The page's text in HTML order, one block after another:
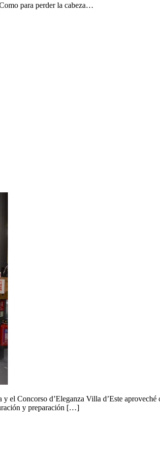
para perder la cabeza…
el Concorso d’Eleganza Villa d’Este
y preparación […]